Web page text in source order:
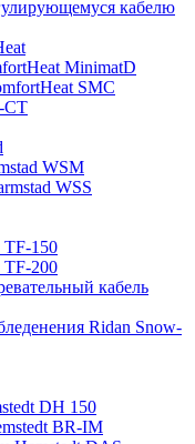
кабелю
MinimatD
SMC
CT
WSM
WSS
TF-150
TF-200
кабель
Ridan Snow-
DH 150
BR-IM